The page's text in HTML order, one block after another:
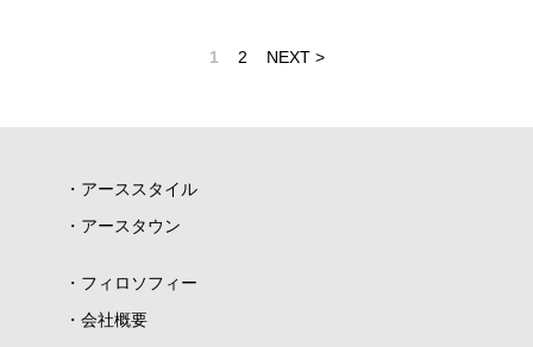
1 2 NEXT >
アーススタイル
アースタウン
フィロソフィー
会社概要